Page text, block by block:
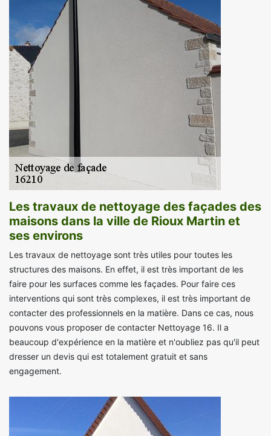
Les travaux de nettoyage des façades des
maisons dans la ville de Rioux Martin et
ses environs
Les travaux de nettoyage sont très utiles pour toutes les
structures des maisons. En effet, il est très important de les
faire pour les surfaces comme les façades. Pour faire ces
interventions qui sont très complexes, il est très important de
contacter des professionnels en la matière. Dans ce cas, nous
pouvons vous proposer de contacter Nettoyage 16. Il a
beaucoup d'expérience en la matière et n'oubliez pas qu'il peut
dresser un devis qui est totalement gratuit et sans
engagement.